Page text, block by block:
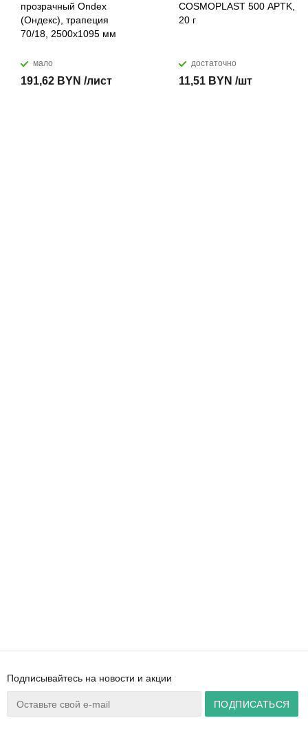
прозрачный Ondex
(Ондекс), трапеция
70/18, 2500х1095 мм
мало
191,62 BYN /лист
COSMOPLAST 500 APTK,
20 г
достаточно
11,51 BYN /шт
Подписывайтесь на новости и акции